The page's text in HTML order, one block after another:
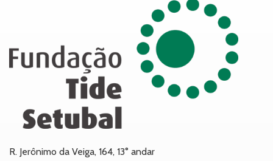
R. Jerônimo da Veiga, 164, 13° andar